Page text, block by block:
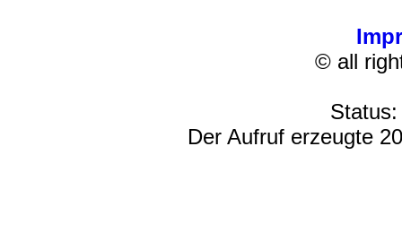
© all
Der Aufruf erzeugte